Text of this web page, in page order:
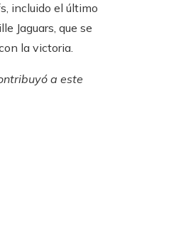
incluido el último
Jaguars, que se
la victoria.
a este